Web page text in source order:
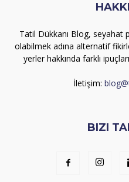
Tatil Dükkanı Blog, seyahat
olabilmek adına alternatif
yerler hakkında farklı
İletişim:
BIZI